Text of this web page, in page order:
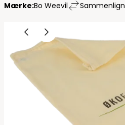
Mærke:Bo Weevil Sammenlign